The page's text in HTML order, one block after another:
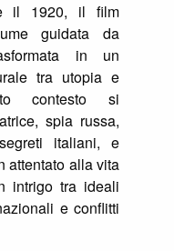
il 1920, il film
guidata da
in un
tra utopia e
contesto si
spia russa,
italiani, e
attentato alla vita
intrigo tra ideali
e conflitti